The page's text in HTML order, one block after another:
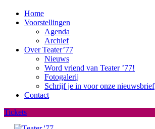
Home
Voorstellingen
Agenda
Archief
Over Teater’77
Nieuws
Word vriend van Teater ’77!
Fotogalerij
Schrijf je in voor onze nieuwsbrief
Contact
Tickets